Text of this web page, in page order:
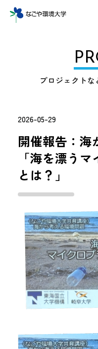
プロジェクト
開催報告：海
「海を漂う
とは？」
2026-05-29